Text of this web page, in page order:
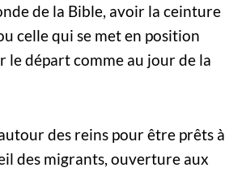
de la Bible, avoir la ceinture
celle qui se met en position
le départ comme au jour de la
des reins pour être prêts à
des migrants, ouverture aux